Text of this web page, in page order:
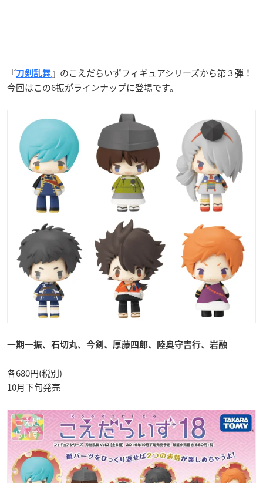
『刀剣乱舞』のこえだらいずフィギュアシリーズから第３弾！
今回はこの6振がラインナップに登場です。
一期一振、石切丸、今剣、 厚藤四郎、陸奥守吉行、岩融
各680円(税別)
10月下旬発売